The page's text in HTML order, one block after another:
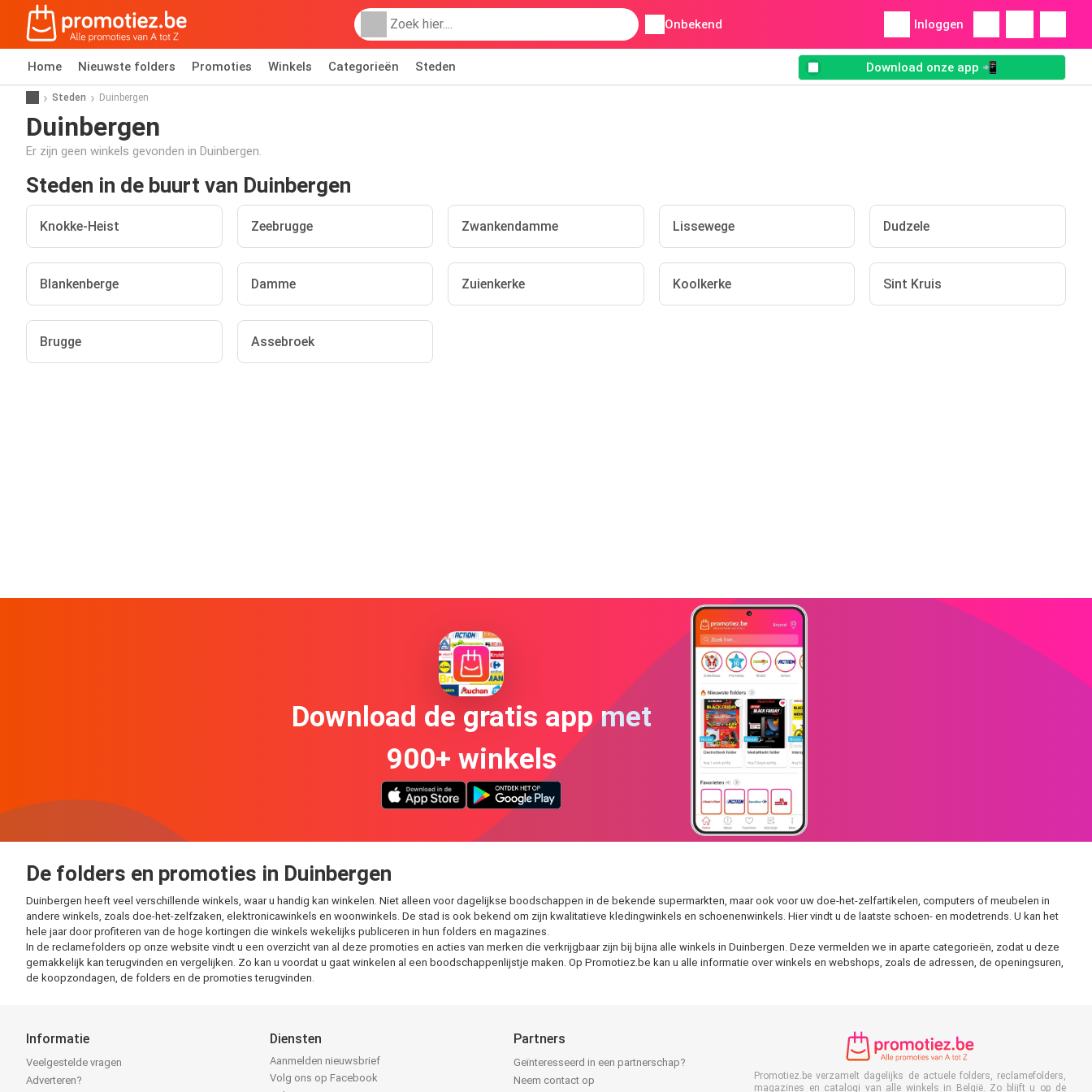
Onbekend Inloggen
Home Nieuwste folders Promoties Winkels Categorieën Steden Download onze app 📲
Steden Duinbergen
Duinbergen
Er zijn geen winkels gevonden in Duinbergen.
Steden in de buurt van Duinbergen
Knokke-Heist Zeebrugge Zwankendamme Lissewege Dudzele
Blankenberge Damme Zuienkerke Koolkerke Sint Kruis
Brugge Assebroek
Download de gratis app met
900+ winkels
De folders en promoties in Duinbergen
Duinbergen heeft veel verschillende winkels, waar u handig kan winkelen. Niet alleen voor dagelijkse boodschappen in de bekende supermarkten, maar ook voor uw doe-het-zelfartikelen, computers of meubelen in
andere winkels, zoals doe-het-zelfzaken, elektronicawinkels en woonwinkels. De stad is ook bekend om zijn kwalitatieve kledingwinkels en schoenenwinkels. Hier vindt u de laatste schoen- en modetrends. U kan het
hele jaar door profiteren van de hoge kortingen die winkels wekelijks publiceren in hun folders en magazines.
In de reclamefolders op onze website vindt u een overzicht van al deze promoties en acties van merken die verkrijgbaar zijn bij bijna alle winkels in Duinbergen. Deze vermelden we in aparte categorieën, zodat u deze
gemakkelijk kan terugvinden en vergelijken. Zo kan u voordat u gaat winkelen al een boodschappenlijstje maken. Op Promotiez.be kan u alle informatie over winkels en webshops, zoals de adressen, de openingsuren,
de koopzondagen, de folders en de promoties terugvinden.
Informatie
Veelgestelde vragen
Adverteren?
Diensten
Aanmelden nieuwsbrief
Volg ons op Facebook
Partners
Geïnteresseerd in een partnerschap?
Neem contact op
Promotiez.be verzamelt dagelijks de actuele folders, reclamefolders,
magazines en catalogi van alle winkels in België. Zo blijft u op de